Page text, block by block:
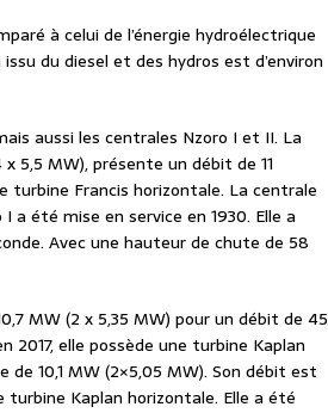
à celui de l’énergie hydroélectrique
du diesel et des hydros est d’environ
aussi les centrales Nzoro I et II. La
5,5 MW), présente un débit de 11
turbine Francis horizontale. La centrale
a été mise en service en 1930. Elle a
Avec une hauteur de chute de 58
MW (2 x 5,35 MW) pour un débit de 45
2017, elle possède une turbine Kaplan
10,1 MW (2×5,05 MW). Son débit est
turbine Kaplan horizontale. Elle a été